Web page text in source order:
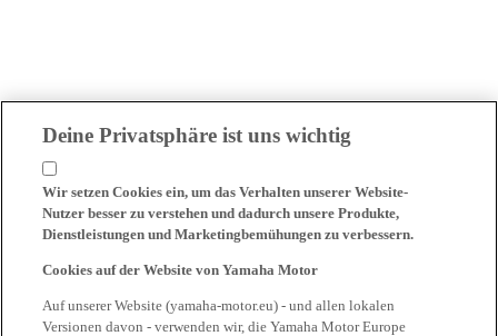
Deine Privatsphäre ist uns wichtig
Wir setzen Cookies ein, um das Verhalten unserer Website-
Nutzer besser zu verstehen und dadurch unsere Produkte,
Dienstleistungen und Marketingbemühungen zu verbessern.
Cookies auf der Website von Yamaha Motor
Auf unserer Website (yamaha-motor.eu) - und allen lokalen
Versionen davon - verwenden wir, die Yamaha Motor Europe